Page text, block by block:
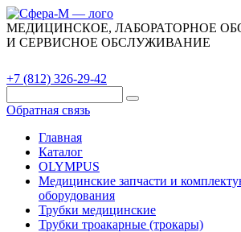
МЕДИЦИНСКОЕ, ЛАБОРАТОРНОЕ
И СЕРВИСНОЕ ОБСЛУЖИВАНИЕ
+7 (812) 326-29-42
Обратная связь
Главная
Каталог
OLYMPUS
Медицинские запчасти и
оборудования
Трубки медицинские
Трубки троакарные (трокары)